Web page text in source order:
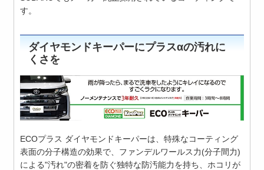
す。
ダイヤモンドキーパーにプラスαの汚れに
くさを
ECOプラス ダイヤモンドキーパーは、特殊なコーティング
表面の分子構造の効果で、ファンデルワールス力(分子間力)
による"汚れ"の密着を防ぐ独特な防汚能力を持ち、ホコリが